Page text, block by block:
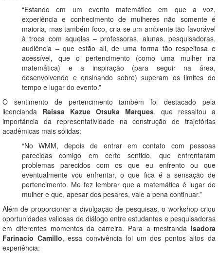
“Estando em um evento matemático em que a voz,
experiência e conhecimento de mulheres não somente é
maioria, mas também foco, cria-se um ambiente tão favorável
à troca com aquelas – professoras, alunas, pesquisadoras,
audiência – que estão ali, de uma forma tão respeitosa e
acessível, que o pertencimento (como uma mulher na
matemática) e a inspiração (para seguir na área,
desenvolvendo e ensinando sobre) superam os limites do
tempo e lugar do evento.”
O sentimento de pertencimento também foi destacado pela
licencianda Raissa Kazue Otsuka Marques, que ressaltou a
importância da representatividade na construção de trajetórias
acadêmicas mais sólidas:
“No WMM, depois de entrar em contato com pessoas
parecidas comigo em certo sentido, que enfrentaram
problemas parecidos com os que eu enfrento ou que
eventualmente vou enfrentar, o que fica é a sensação de
pertencimento. Me fez lembrar que a matemática é lugar de
mulher e que, apesar dos pesares, vale a pena continuar.”
Além de proporcionar a divulgação de pesquisas, o workshop criou
oportunidades valiosas de diálogo entre estudantes e pesquisadoras
em diferentes momentos da carreira. Para a mestranda Isadora
Farinacio Camillo, essa convivência foi um dos pontos altos da
experiência: